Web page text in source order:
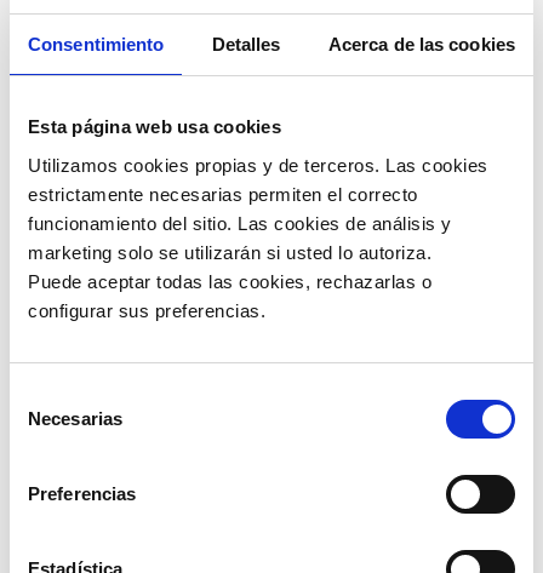
Consentimiento Detalles Acerca de las cookies
Esta página web usa cookies
Utilizamos cookies propias y de terceros. Las cookies
estrictamente necesarias permiten el correcto
funcionamiento del sitio. Las cookies de análisis y
marketing solo se utilizarán si usted lo autoriza.
Puede aceptar todas las cookies, rechazarlas o
configurar sus preferencias.
Necesarias
Preferencias
Estadística
Integración mediante Web Services, Archivos de
Texto y Base de Datos.
Emite tus Facturas Electrónicas desde su punto
de venta.
Reenvío del mail de doc. electrónicos desde tu
Validación previa de campos obligatorios antes
Manejo de cubos de información de ventas.
Consulta el estado de tus documentos dentro
Publicidad autoadministrada dentro de los pdf